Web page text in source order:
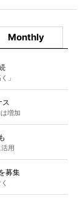
Monthly
」
ス
増加
用
募集